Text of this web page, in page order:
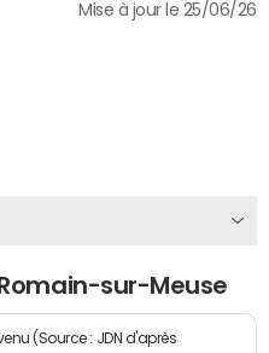
Mise à jour le 25/06/26
sur-Meuse
(Source : JDN d'après